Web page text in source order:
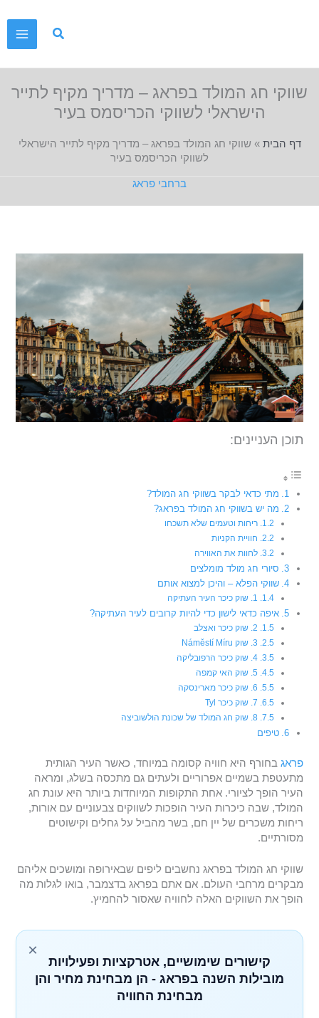
שווקי חג המולד בפראג – מדריך מקיף לתייר
הישראלי לשווקי הכריסמס בעיר
דף הבית » שווקי חג המולד בפראג – מדריך מקיף לתייר הישראלי
לשווקי הכריסמס בעיר
ברחבי פראג
תוכן העניינים:
מתי כדאי לבקר בשווקי חג המולד?
מה יש בשווקי חג המולד בפראג?
ריחות וטעמים שלא תשכחו
חוויית הקניות
לחוות את האווירה
סיורי חג מולד מומלצים
שווקי הפלא – והיכן למצוא אותם
1. שוק כיכר העיר העתיקה
איפה כדאי לישון כדי להיות קרובים לעיר העתיקה?
2. שוק כיכר ואצלב
3. שוק Náměstí Míru
4. שוק כיכר הרפובליקה
5. שוק האי קמפה
6. שוק כיכר מארינסקה
7. שוק כיכר Tyl
8. שוק חג המולד של שכונת הולשוביצה
טיפים
פראג בחורף היא חוויה קסומה במיוחד, כאשר העיר הגותית
מתעטפת בשמיים אפרוריים ולעתים גם מתכסה בשלג, ומראה
העיר הופך לציורי. אחת התקופות המיוחדות ביותר היא עונת חג
המולד, שבה כיכרות העיר הופכות לשווקים צבעוניים עם אורות,
ריחות משכרים של יין חם, בשר מהביל על גחלים וקישוטים
מסורתיים.
שווקי חג המולד בפראג נחשבים ליפים שבאירופה ומושכים אליהם
מבקרים מרחבי העולם. אם אתם בפראג בדצמבר, בואו לגלות מה
הופך את השווקים האלה לחוויה שאסור להחמיץ.
×
קישורים שימושיים, אטרקציות ופעילויות
מובילות השנה בפראג - הן מבחינת מחיר והן
מבחינת החוויה